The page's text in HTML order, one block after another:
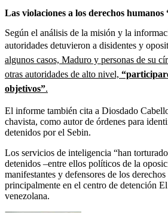
Las violaciones a los derechos
Según el análisis de la misión y la
autoridades detuvieron a disidentes y
algunos casos, Maduro y personas de su
otras autoridades de alto nivel,
objetivos”.
El informe también cita a Diosdado
chavista, como autor de órdenes para
detenidos por el Sebin.
Los servicios de inteligencia “han
detenidos –entre ellos políticos de la
manifestantes y defensores de los
principalmente en el centro de detención
venezolana.